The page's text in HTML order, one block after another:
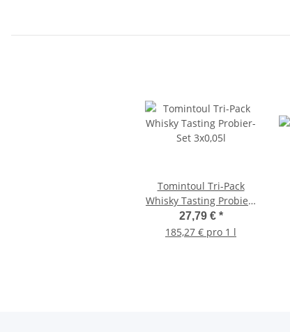
Tomintoul Tri-Pack
Whisky Tasting Probier-
Set 3x0,05l
27,79 € *
185,27 € pro 1 l